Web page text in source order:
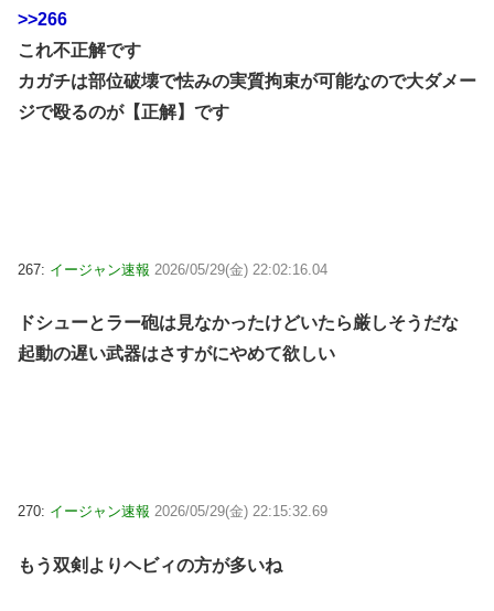
>>266
これ不正解です
カガチは部位破壊で怯みの実質拘束が可能なので大ダメー
ジで殴るのが【正解】です
267: イージャン速報 2026/05/29(金) 22:02:16.04
ドシューとラー砲は見なかったけどいたら厳しそうだな
起動の遅い武器はさすがにやめて欲しい
270: イージャン速報 2026/05/29(金) 22:15:32.69
もう双剣よりヘビィの方が多いね